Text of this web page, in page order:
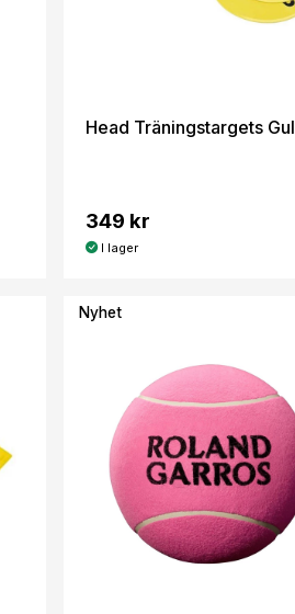
Head Träningstargets Gul
349 kr
I lager
Nyhet